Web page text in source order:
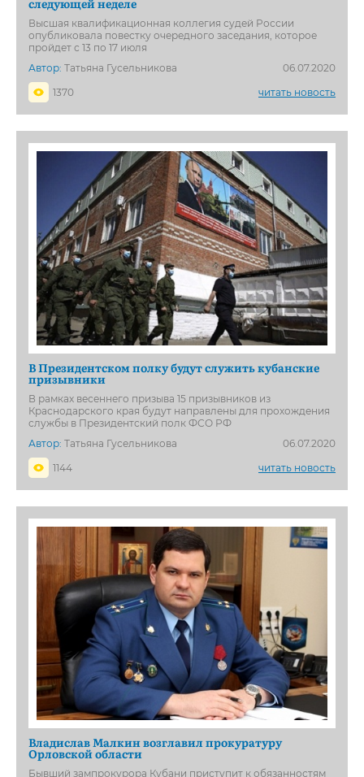
Высшая квалификационная коллегия судей России
опубликовала повестку очередного заседания, которое
пройдет с 13 по 17 июля
Автор: Татьяна Гусельникова
06.07.2020
1370
читать новость
В Президентском полку будут служить кубанские
призывники
В рамках весеннего призыва 15 призывников из
Краснодарского края будут направлены для прохождения
службы в Президентский полк ФСО РФ
Автор: Татьяна Гусельникова
06.07.2020
1144
читать новость
Владислав Малкин возглавил прокуратуру
Орловской области
Бывший зампрокурора Кубани приступит к обязанностям